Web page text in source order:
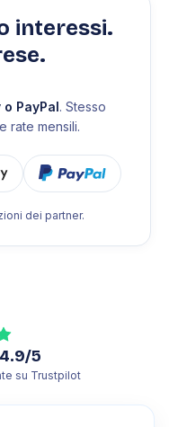
interessi.
PayPal. Stesso
rate mensili.
dei partner.
5
su Trustpilot